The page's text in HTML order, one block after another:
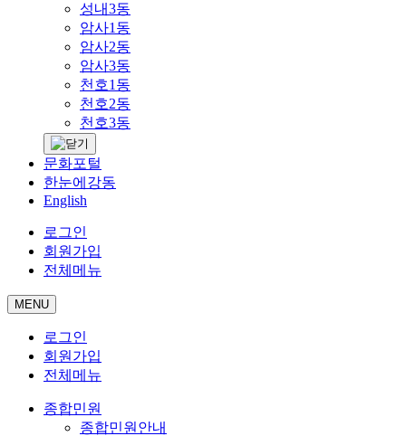
성내3동
암사1동
암사2동
암사3동
천호1동
천호2동
천호3동
문화포털
한눈에강동
English
로그인
회원가입
전체메뉴
MENU
로그인
회원가입
전체메뉴
종합민원
종합민원안내